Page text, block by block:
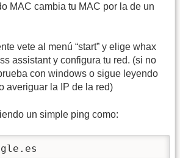
MAC cambia tu MAC por la de un
vete al menú “start” y elige whax
assistant y configura tu red. (si no
con windows o sigue leyendo
averiguar la IP de la red)
un simple ping como: